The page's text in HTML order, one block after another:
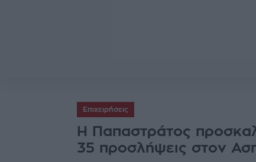
Επιχειρήσεις
Η Παπαστράτος
35 προσλήψεις στον